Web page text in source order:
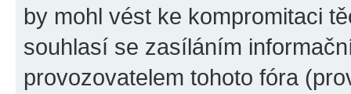
by mohl vést ke kompromitaci
souhlasí se zasíláním
provozovatelem tohoto fóra